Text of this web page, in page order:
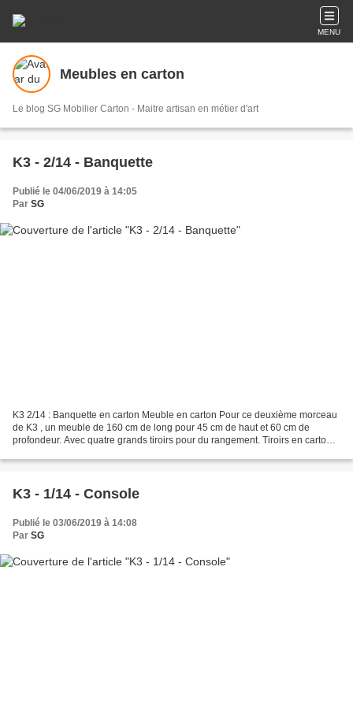
MENU
Meubles en carton
Le blog SG Mobilier Carton - Maitre artisan en métier d'art
K3 - 2/14 - Banquette
Publié le 04/06/2019 à 14:05
Par SG
K3 2/14 : Banquette en carton Meuble en carton Pour ce deuxième morceau
de K3 , un meuble de 160 cm de long pour 45 cm de haut et 60 cm de
profondeur. Avec quatre grands tiroirs pour du rangement. Tiroirs en carton
K3 - 1/14 - Console
Publié le 03/06/2019 à 14:08
Par SG